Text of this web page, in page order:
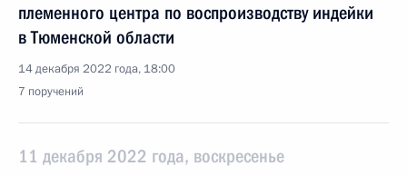
племенного центра по воспроизводству индейки
в Тюменской области
14 декабря 2022 года, 18:00
7 поручений
11 декабря 2022 года, воскресенье